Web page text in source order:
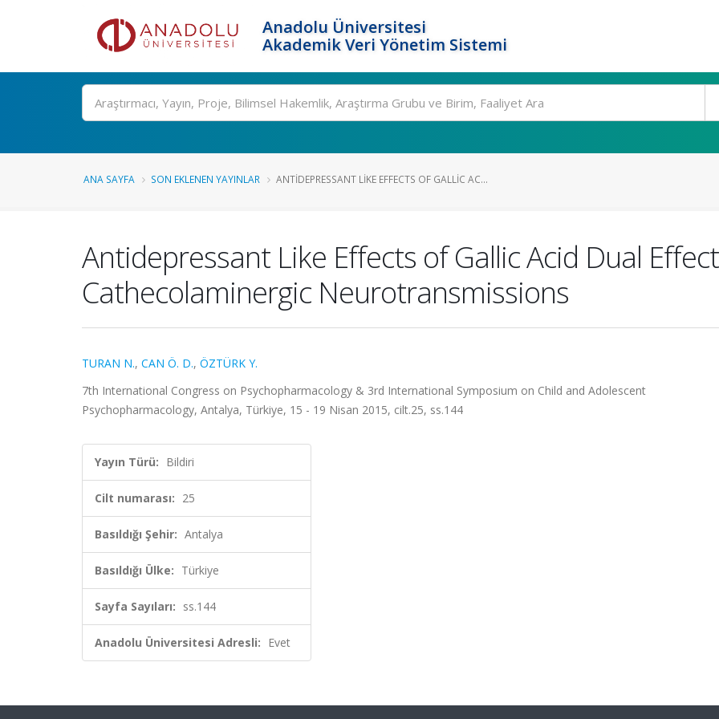
Anadolu Üniversitesi
Akademik Veri Yönetim Sistemi
Ara
ANA SAYFA SON EKLENEN YAYINLAR ANTIDEPRESSANT LIKE EFFECTS OF GALLIC AC...
Antidepressant Like Effects of Gallic Acid Dual
Cathecolaminergic Neurotransmissions
TURAN N., CAN Ö. D., ÖZTÜRK Y.
7th International Congress on Psychopharmacology & 3rd International Symposium on Child and Adolescent
Psychopharmacology, Antalya, Türkiye, 15 - 19 Nisan 2015, cilt.25, ss.144
Yayın Türü: Bildiri
Cilt numarası: 25
Basıldığı Şehir: Antalya
Basıldığı Ülke: Türkiye
Sayfa Sayıları: ss.144
Anadolu Üniversitesi Adresli: Evet